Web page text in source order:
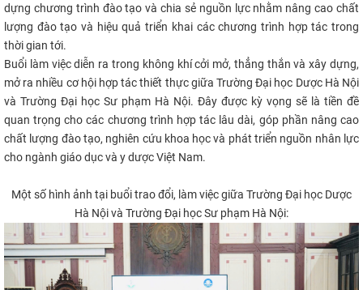
dựng chương trình đào tạo và chia sẻ nguồn lực nhằm nâng cao chất
lượng đào tạo và hiệu quả triển khai các chương trình hợp tác trong
thời gian tới.
Buổi làm việc diễn ra trong không khí cởi mở, thẳng thắn và xây dựng,
mở ra nhiều cơ hội hợp tác thiết thực giữa Trường Đại học Dược Hà Nội
và Trường Đại học Sư phạm Hà Nội. Đây được kỳ vọng sẽ là tiền đề
quan trọng cho các chương trình hợp tác lâu dài, góp phần nâng cao
chất lượng đào tạo, nghiên cứu khoa học và phát triển nguồn nhân lực
cho ngành giáo dục và y dược Việt Nam.
Một số hình ảnh tại buổi trao đổi, làm việc giữa Trường Đại học Dược
Hà Nội và Trường Đại học Sư phạm Hà Nội: